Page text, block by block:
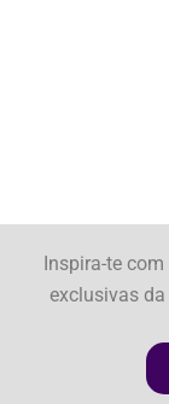
Inspira-te
exclusivas